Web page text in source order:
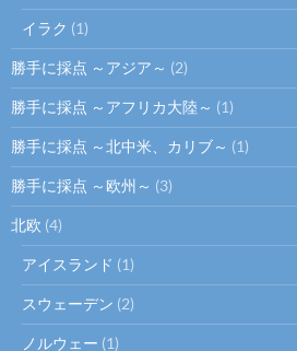
イラク (1)
勝手に採点 ～アジア～ (2)
勝手に採点 ～アフリカ大陸～ (1)
勝手に採点 ～北中米、カリブ～ (1)
勝手に採点 ～欧州～ (3)
北欧 (4)
アイスランド (1)
スウェーデン (2)
ノルウェー (1)